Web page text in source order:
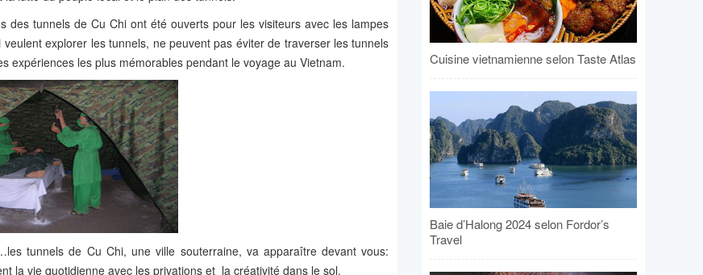
des tunnels de Cu Chi ont été ouverts pour les visiteurs avec les lampes
explorer les tunnels, ne peuvent pas éviter de traverser les tunnels
expériences les plus mémorables pendant le voyage au Vietnam.
tunnels de Cu Chi, une ville souterraine, va apparaître devant vous:
la vie quotidienne avec les privations et la créativité dans le sol.
Cuisine vietnamienne selon Taste Atlas
Baie d’Halong 2024 selon Fordor’s
Travel